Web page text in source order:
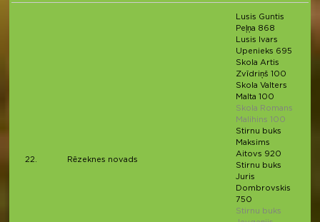
22. Rēzeknes novads
Lusis Guntis
Peļņa 868
Lusis Ivars
Upenieks 695
Skola Artis
Zvīdriņš 100
Skola Valters
Malta 100
Skola Romans
Malihins 100
Stirnu buks
Maksims
Aitovs 920
Stirnu buks
Juris
Dombrovskis
750
Stirnu buks